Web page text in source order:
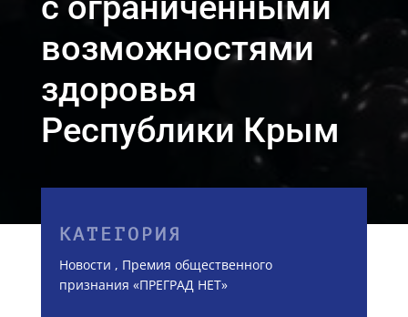
возможностями
здоровья
Республики Крым
КАТЕГОРИЯ
Новости , Премия общественного
признания «ПРЕГРАД НЕТ»